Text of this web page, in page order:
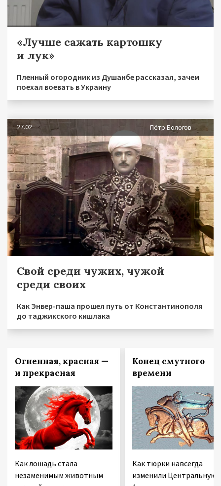
«Лучше сажать картошку
и лук»
Пленный огородник из Душанбе рассказал, зачем
поехал воевать в Украину
27.02 Пётр Бологов
Свой среди чужих, чужой
среди своих
Как Энвер-паша прошел путь от Константинополя
до таджикского кишлака
Огненная, красная —
и прекрасная
Как лошадь стала
незаменимым животным
Конец смутного
времени
Как тюрки навсегда
изменили Центральную